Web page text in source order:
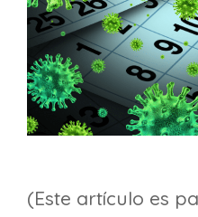
(Este artículo es